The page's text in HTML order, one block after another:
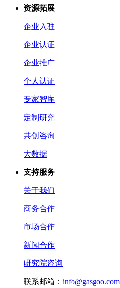
资源拓展
企业入驻
企业认证
企业推广
个人认证
专家智库
定制研究
共创咨询
大数据
支持服务
关于我们
商务合作
市场合作
新闻合作
研究院咨询
联系邮箱： info@gasgoo.com